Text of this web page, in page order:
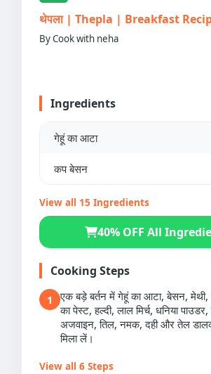
थेपला | Thepla | Breakfast
By Cook with neha
Ingredients
गेहूं का आटा
कप बेसन
View all 15 Ingredients
40% OFF All
Cooking Steps
1
एक बड़े बर्तन में गेहूं का आटा, बेसन, मेथी,
का पेस्ट, हल्दी, लाल मिर्च, धनिया पाउडर,
अजवाइन, तिल, नमक, दही और तेल
मिला लें।
View all 6 Steps